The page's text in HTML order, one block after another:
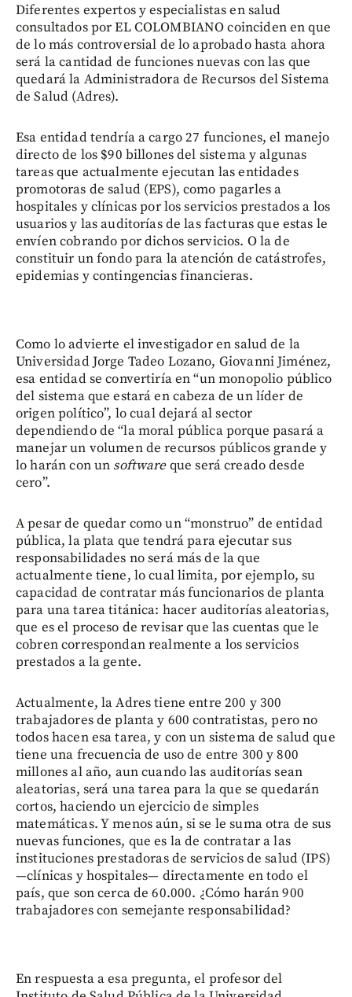
Diferentes expertos y especialistas en salud
consultados por EL COLOMBIANO coinciden en que
de lo más controversial de lo aprobado hasta ahora
será la cantidad de funciones nuevas con las que
quedará la Administradora de Recursos del Sistema
de Salud (Adres).
Esa entidad tendría a cargo 27 funciones, el manejo
directo de los $90 billones del sistema y algunas
tareas que actualmente ejecutan las entidades
promotoras de salud (EPS), como pagarles a
hospitales y clínicas por los servicios prestados a los
usuarios y las auditorías de las facturas que estas le
envíen cobrando por dichos servicios. O la de
constituir un fondo para la atención de catástrofes,
epidemias y contingencias financieras.
Como lo advierte el investigador en salud de la
Universidad Jorge Tadeo Lozano, Giovanni Jiménez,
esa entidad se convertiría en “un monopolio público
del sistema que estará en cabeza de un líder de
origen político”, lo cual dejará al sector
dependiendo de “la moral pública porque pasará a
manejar un volumen de recursos públicos grande y
lo harán con un softwareque será creado desde
cero”.
A pesar de quedar como un “monstruo” de entidad
pública, la plata que tendrá para ejecutar sus
responsabilidades no será más de la que
actualmente tiene, lo cual limita, por ejemplo, su
capacidad de contratar más funcionarios de planta
para una tarea titánica: hacer auditorías aleatorias,
que es el proceso de revisar que las cuentas que le
cobren correspondan realmente a los servicios
prestados a la gente.
Actualmente, la Adres tiene entre 200 y 300
trabajadores de planta y 600 contratistas, pero no
todos hacen esa tarea, y con un sistema de salud que
tiene una frecuencia de uso de entre 300 y 800
millones al año, aun cuando las auditorías sean
aleatorias, será una tarea para la que se quedarán
cortos, haciendo un ejercicio de simples
matemáticas. Y menos aún, si se le suma otra de sus
nuevas funciones, que es la de contratar a las
instituciones prestadoras de servicios de salud (IPS)
—clínicas y hospitales— directamente en todo el
país, que son cerca de 60.000. ¿Cómo harán 900
trabajadores con semejante responsabilidad?
En respuesta a esa pregunta, el profesor del